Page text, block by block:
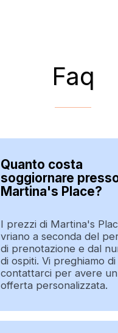
Faq
Quanto costa
soggiornare
Martina's Place?
I prezzi di Martina's
vriano a seconda del
di prenotazione e dal
di ospiti. Vi preghiamo di
contattarci per avere un
offerta personalizzata.